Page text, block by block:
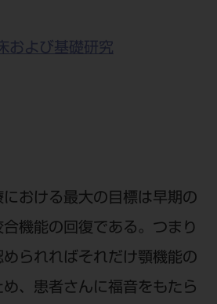
および基礎研究
おける最大の目標は早期の
機能の回復である。つまり
られればそれだけ顎機能の
、患者さんに福音をもたら
会員登録
イラスト素材集
い合わせはこちら
8020（無料）
6480（無料）